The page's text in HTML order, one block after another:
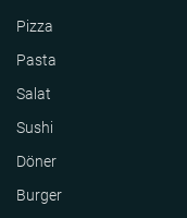
Pizza
Pasta
Salat
Sushi
Döner
Burger